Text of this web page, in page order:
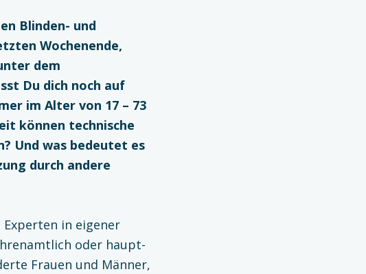
Blinden- und
Wochenende,
dem
Du dich noch auf
im Alter von 17 – 73
können technische
Und was bedeutet es
durch andere
in eigener
oder haupt­
Frauen und Männer,